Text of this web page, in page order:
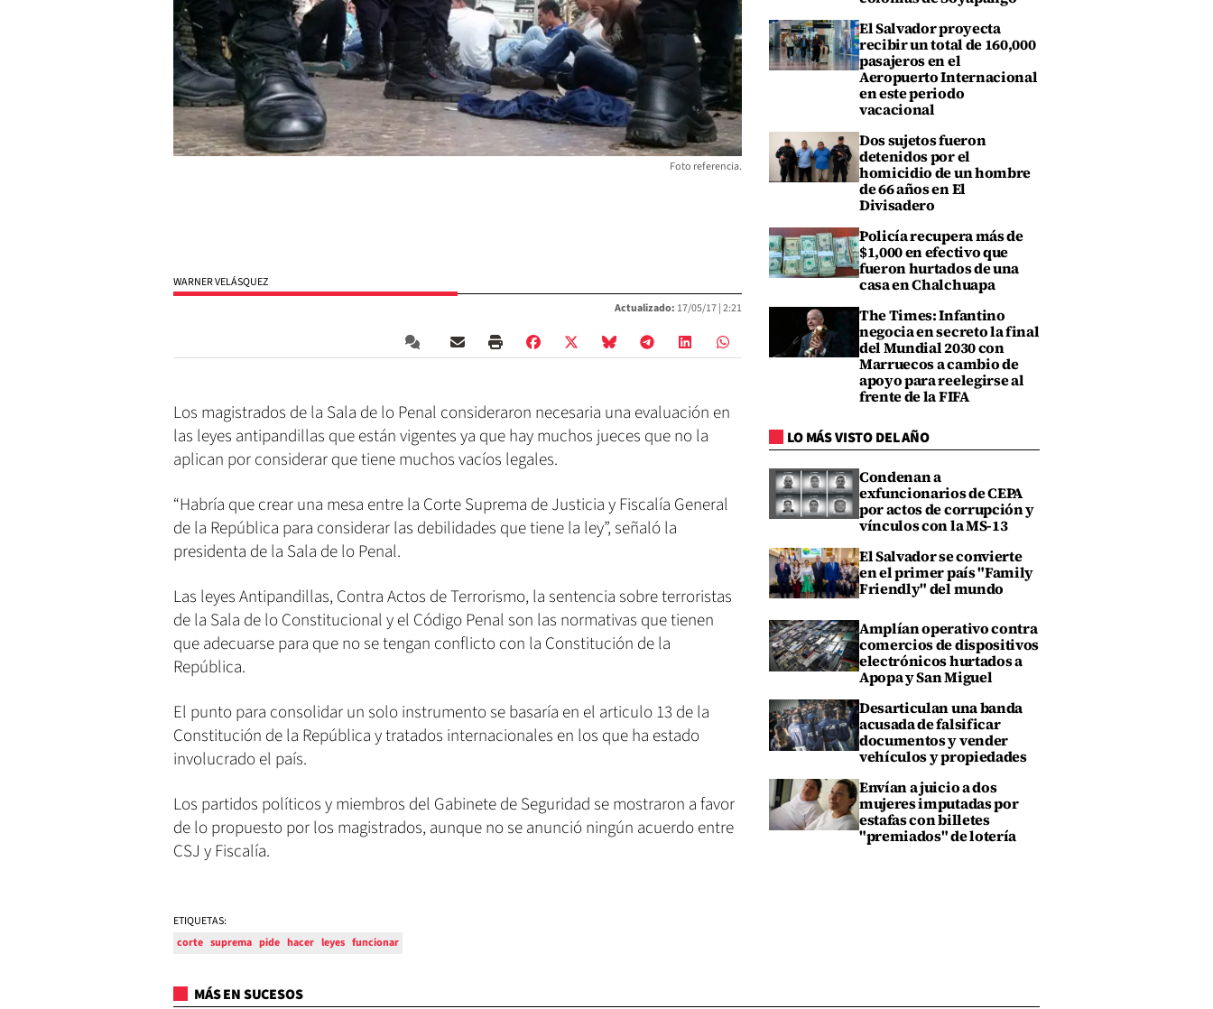
Foto referencia.
WARNER VELÁSQUEZ
Actualizado: 17/05/17 | 2:21
Los magistrados de la Sala de lo Penal consideraron necesaria una evaluación en
las leyes antipandillas que están vigentes ya que hay muchos jueces que no la
aplican por considerar que tiene muchos vacíos legales.
“Habría que crear una mesa entre la Corte Suprema de Justicia y Fiscalía General
de la República para considerar las debilidades que tiene la ley”, señaló la
presidenta de la Sala de lo Penal.
Las leyes Antipandillas, Contra Actos de Terrorismo, la sentencia sobre terroristas
de la Sala de lo Constitucional y el Código Penal son las normativas que tienen
que adecuarse para que no se tengan conflicto con la Constitución de la
República.
El punto para consolidar un solo instrumento se basaría en el articulo 13 de la
Constitución de la República y tratados internacionales en los que ha estado
involucrado el país.
Los partidos políticos y miembros del Gabinete de Seguridad se mostraron a favor
de lo propuesto por los magistrados, aunque no se anunció ningún acuerdo entre
CSJ y Fiscalía.
ETIQUETAS:
corte suprema pide hacer leyes funcionar
El Salvador proyecta
recibir un total de 160,000
pasajeros en el
Aeropuerto Internacional
en este periodo
vacacional
Dos sujetos fueron
detenidos por el
homicidio de un hombre
de 66 años en El
Divisadero
Policía recupera más de
$1,000 en efectivo que
fueron hurtados de una
casa en Chalchuapa
The Times: Infantino
negocia en secreto la final
del Mundial 2030 con
Marruecos a cambio de
apoyo para reelegirse al
frente de la FIFA
LO MÁS VISTO DEL AÑO
Condenan a
exfuncionarios de CEPA
por actos de corrupción y
vínculos con la MS-13
El Salvador se convierte
en el primer país "Family
Friendly" del mundo
Amplían operativo contra
comercios de dispositivos
electrónicos hurtados a
Apopa y San Miguel
Desarticulan una banda
acusada de falsificar
documentos y vender
vehículos y propiedades
Envían a juicio a dos
mujeres imputadas por
estafas con billetes
"premiados" de lotería
MÁS EN SUCESOS